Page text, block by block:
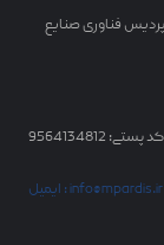
فناوری صنایع
کد پستی: 9564134812
ایمیل : info@mpardis.ir